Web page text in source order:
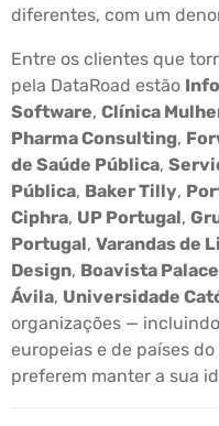
diferentes, com um
Entre os clientes que
pela DataRoad estão
Software, Clínica
Pharma Consulting,
de Saúde Pública,
Pública, Baker Tilly,
Ciphra, UP Portugal,
Portugal, Varandas de
Design, Boavista
Ávila, Universidade
organizações —
europeias e de países
preferem manter a sua